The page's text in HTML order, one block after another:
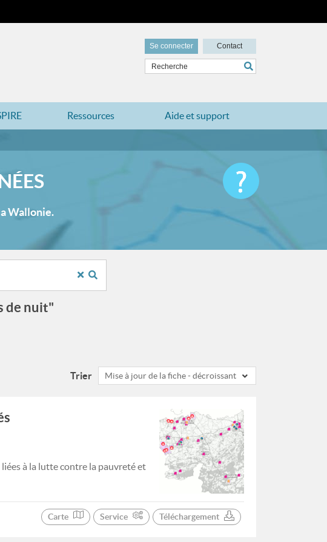
Se connecter Contact
Ressources Aide et support
Wallonie.
de nuit"
Trier Mise à jour de la fiche - décroissant
à la lutte contre la pauvreté et
Carte Service Téléchargement